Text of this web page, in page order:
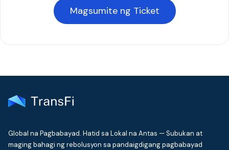
Magsumite ng Ticket
Global na Pagbabayad. Hatid sa Lokal na Antas — Subukan at
maging bahagi ng rebolusyon sa pandaigdigang pagbabayad